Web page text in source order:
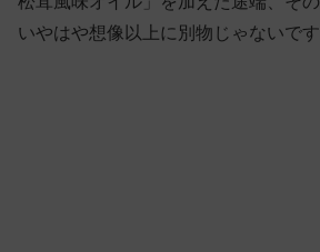
いやはや想像以上に別物じゃないです